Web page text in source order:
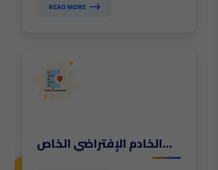
READ MORE
الخادم الإفتراضي الخاص